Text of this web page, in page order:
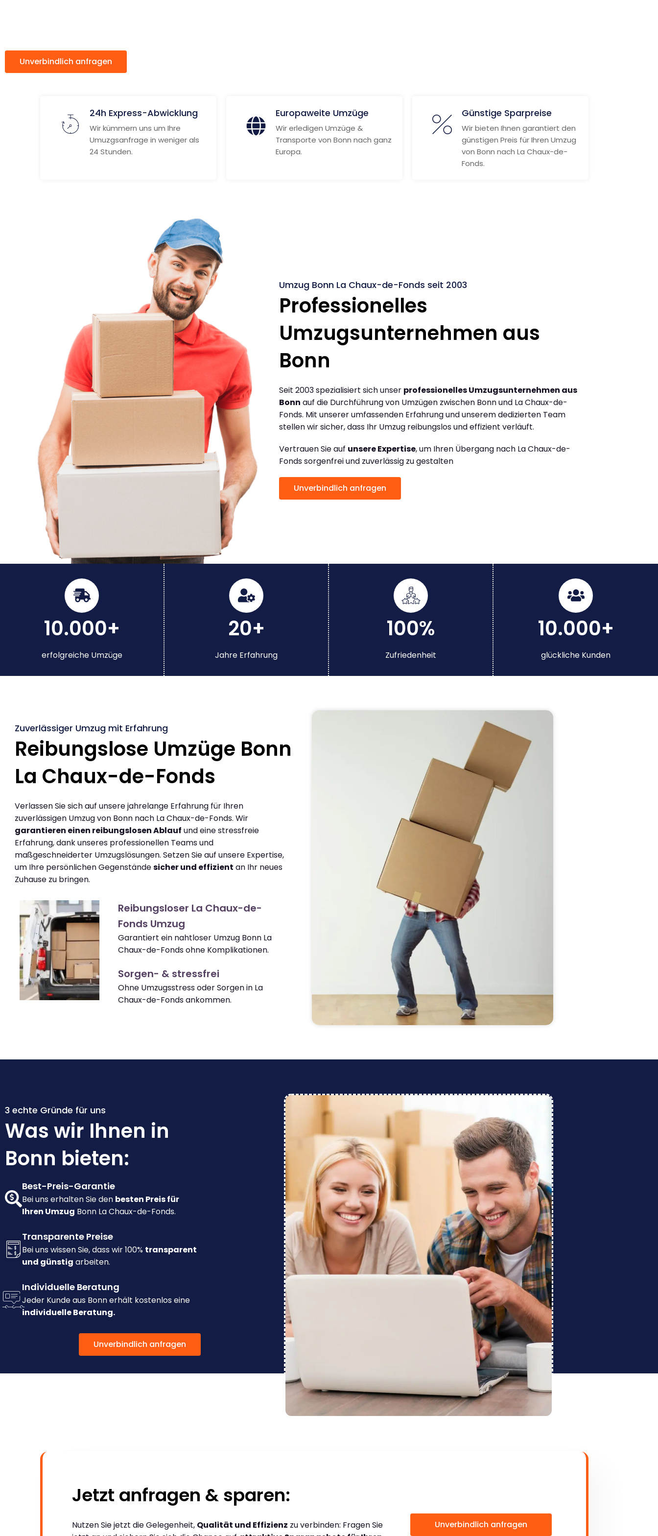
Unverbindlich anfragen
24h Express-Abwicklung
Wir kümmern uns um Ihre
Umuzgsanfrage in weniger als
24 Stunden.
Europaweite Umzüge
Wir erledigen Umzüge &
Transporte von Bonn nach ganz
Europa.
Günstige Sparpreise
Wir bieten Ihnen garantiert den
günstigen Preis für Ihren Umzug
von Bonn nach La Chaux-de-
Fonds.
Umzug Bonn La Chaux-de-Fonds seit 2003
Professionelles
Umzugsunternehmen aus
Bonn
Seit 2003 spezialisiert sich unser professionelles Umzugsunternehmen aus
Bonn auf die Durchführung von Umzügen zwischen Bonn und La Chaux-de-
Fonds. Mit unserer umfassenden Erfahrung und unserem dedizierten Team
stellen wir sicher, dass Ihr Umzug reibungslos und effizient verläuft.
Vertrauen Sie auf unsere Expertise, um Ihren Übergang nach La Chaux-de-
Fonds sorgenfrei und zuverlässig zu gestalten
Unverbindlich anfragen
10.000+
erfolgreiche Umzüge
20+
Jahre Erfahrung
100%
Zufriedenheit
10.000+
glückliche Kunden
Zuverlässiger Umzug mit Erfahrung
Reibungslose Umzüge Bonn
La Chaux-de-Fonds
Verlassen Sie sich auf unsere jahrelange Erfahrung für Ihren
zuverlässigen Umzug von Bonn nach La Chaux-de-Fonds. Wir
garantieren einen reibungslosen Ablauf und eine stressfreie
Erfahrung, dank unseres professionellen Teams und
maßgeschneiderter Umzugslösungen. Setzen Sie auf unsere Expertise,
um Ihre persönlichen Gegenständesicher und effizient an Ihr neues
Zuhause zu bringen.
Reibungsloser La Chaux-de-
Fonds Umzug
Garantiert ein nahtloser Umzug Bonn La
Chaux-de-Fonds ohne Komplikationen.
Sorgen- & stressfrei
Ohne Umzugsstress oder Sorgen in La
Chaux-de-Fonds ankommen.
3 echte Gründe für uns
Was wir Ihnen in
Bonn bieten:
Best-Preis-Garantie
Bei uns erhalten Sie den besten Preis für
Ihren Umzug Bonn La Chaux-de-Fonds.
Transparente Preise
Bei uns wissen Sie, dass wir 100% transparent
und günstig arbeiten.
Individuelle Beratung
Jeder Kunde aus Bonn erhält kostenlos eine
individuelle Beratung.
Unverbindlich anfragen
Jetzt anfragen & sparen:
Nutzen Sie jetzt die Gelegenheit, Qualität und Effizienz zu verbinden: Fragen Sie
Unverbindlich anfragen